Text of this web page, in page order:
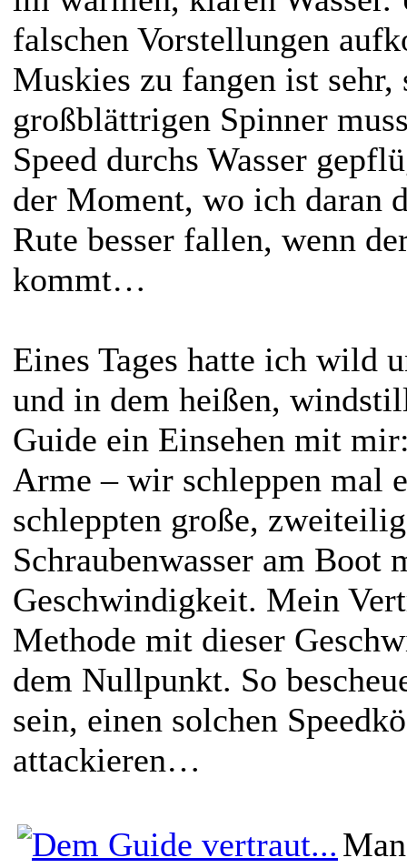
falschen Vorstellungen
Muskies zu fangen ist
großblättrigen Spinner
Speed durchs Wasser
der Moment, wo ich daran
Rute besser fallen, wenn
kommt…
Eines Tages hatte ich wild
und in dem heißen,
Guide ein Einsehen mit
Arme – wir schleppen mal
schleppten große,
Schraubenwasser am Boot
Geschwindigkeit. Mein
Methode mit dieser
dem Nullpunkt. So
sein, einen solchen
attackieren…